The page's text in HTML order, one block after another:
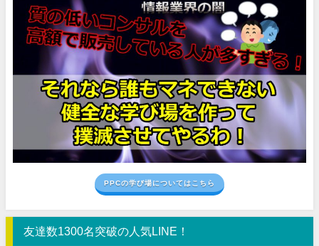
PPCの学び場についてはこちら
友達数1300名突破の人気LINE！